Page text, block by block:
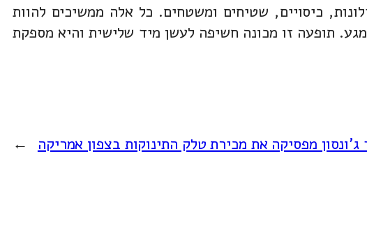
כיסויים, שטיחים ומשטחים. כל אלה ממשיכים להוות
תופעה זו מכונה חשיפה לעשן מיד שלישית והיא מספקת
ג'ונסון מפסיקה את מכירת טלק התינוקות בצפון אמריקה →